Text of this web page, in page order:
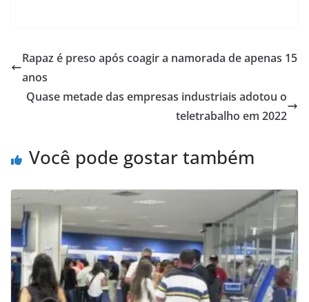
Rapaz é preso após coagir a namorada de apenas 15
anos
Quase metade das empresas industriais adotou o
teletrabalho em 2022
Você pode gostar também